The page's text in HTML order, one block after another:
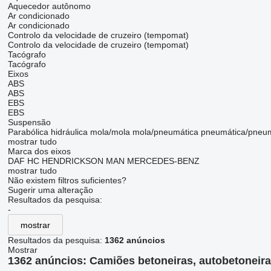
Aquecedor autônomo
Ar condicionado
Ar condicionado
Controlo da velocidade de cruzeiro (tempomat)
Controlo da velocidade de cruzeiro (tempomat)
Tacógrafo
Tacógrafo
Eixos
ABS
ABS
EBS
EBS
Suspensão
Parabólica hidráulica mola/mola mola/pneumática pneumática/
mostrar tudo
Marca dos eixos
DAF HC HENDRICKSON MAN MERCEDES-BENZ
mostrar tudo
Não existem filtros suficientes?
Sugerir uma alteração
Resultados da pesquisa:
-
mostrar
Resultados da pesquisa: 1362 anúncios
Mostrar
1362 anúncios: Camiões betoneiras, autobetoneira